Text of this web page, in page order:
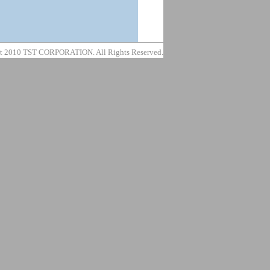
TST CORPORATION. All Rights Reserved.